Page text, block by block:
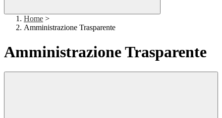
Home >
Amministrazione Trasparente
Amministrazione Trasparente